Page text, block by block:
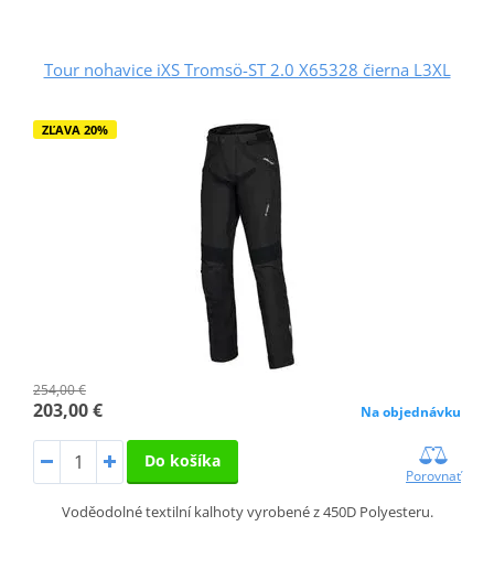
Tour nohavice iXS Tromsö-ST 2.0 X65328 čierna L3XL
ZĽAVA 20%
254,00 €
203,00 € Na objednávku
Do košíka
Porovnať
Voděodolné textilní kalhoty vyrobené z 450D Polyesteru.